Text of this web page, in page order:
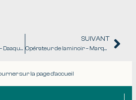
Mécanicien industriel – Daaquam Groupe Lebel
SUIVANT
Opérateur de laminoir – Marquis
sur la page d'accueil